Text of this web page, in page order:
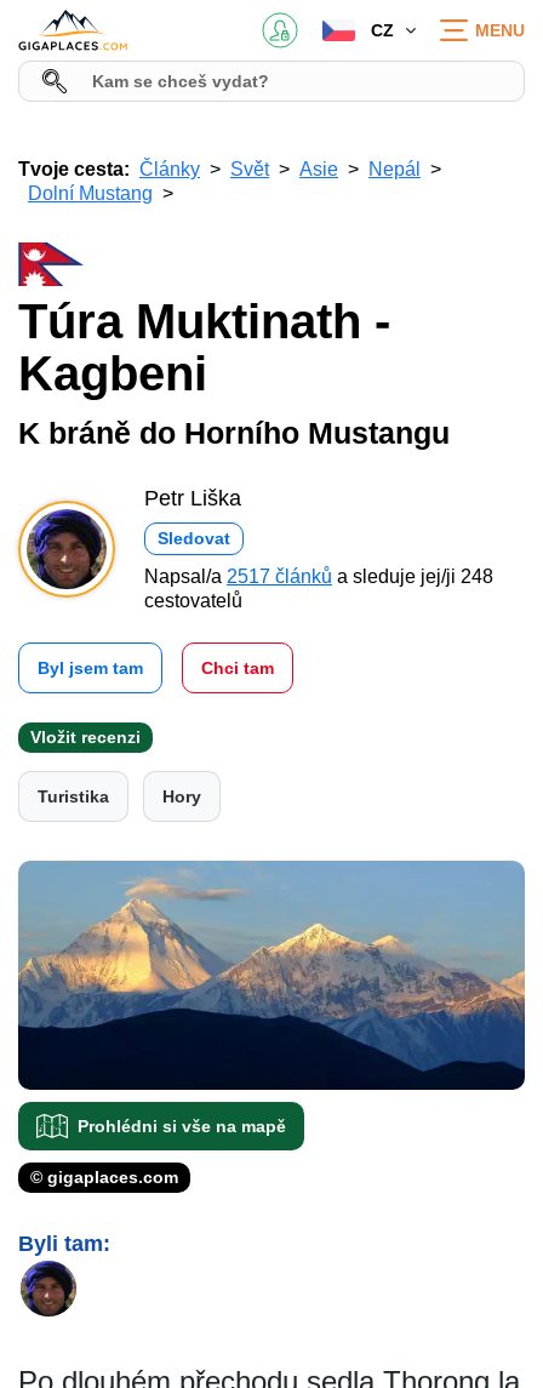
CZ MENU
Tvoje cesta: Články Svět Asie
Nepál
Dolní Mustang
Túra Muktinath -
Kagbeni
K bráně do Horního Mustangu
Petr Liška
Sledovat
Napsal/a 2517 článků a sleduje jej/ji 248
cestovatelů
Byl jsem tam Chci tam
Vložit recenzi
Turistika Hory
Prohlédni si vše na mapě
© gigaplaces.com
Byli tam: